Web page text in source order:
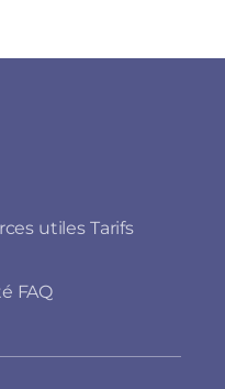
utiles Tarifs
FAQ